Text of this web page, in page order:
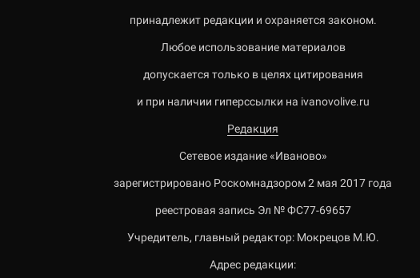
принадлежит редакции и охраняется законом.
Любое использование материалов
допускается только в целях цитирования
и при наличии гиперссылки на ivanovolive.ru
Редакция
Сетевое издание «Иваново»
зарегистрировано Роскомнадзором 2 мая 2017 года
реестровая запись Эл № ФС77-69657
Учредитель, главный редактор: Мокрецов М.Ю.
Адрес редакции: